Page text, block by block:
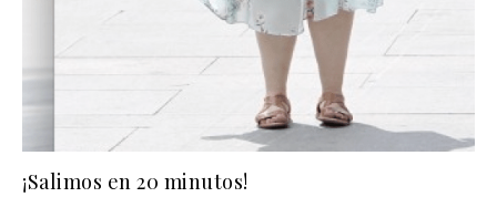
¡Salimos en 20 minutos!